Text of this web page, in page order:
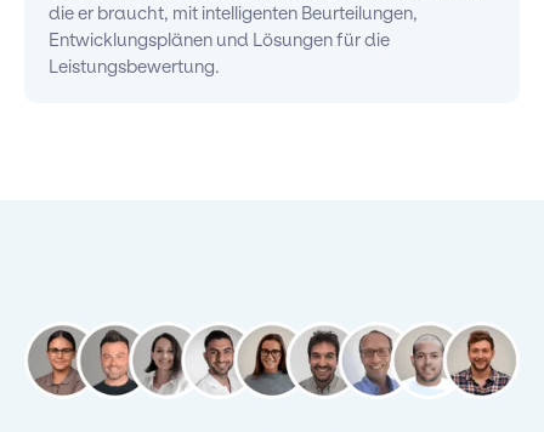
die er braucht, mit intelligenten Beurteilungen,
Entwicklungsplänen und Lösungen für die
Leistungsbewertung.